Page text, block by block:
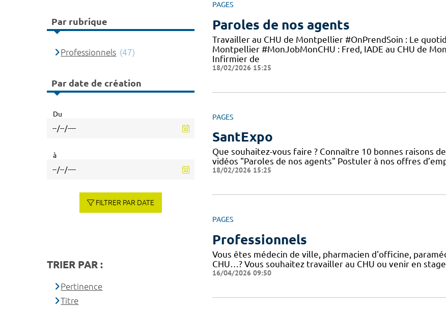
PAGES
Paroles de nos agents
Travailler au CHU de Montpellier #OnPrendSoin : Le
Montpellier #MonJobMonCHU : Fred, IADE au CHU de
Infirmier de
18/02/2026 15:25
PAGES
SantExpo
Que souhaitez-vous faire ? Connaître 10 bonnes raisons
vidéos "Paroles de nos agents" Postuler à nos offres
18/02/2026 15:25
PAGES
Professionnels
Vous êtes médecin de ville, pharmacien d'officine,
CHU…? Vous souhaitez travailler au CHU ou venir en
16/04/2026 09:50
Par rubrique
Professionnels (47)
Par date de création
Du
à
FILTRER PAR DATE
TRIER PAR :
Pertinence
Titre